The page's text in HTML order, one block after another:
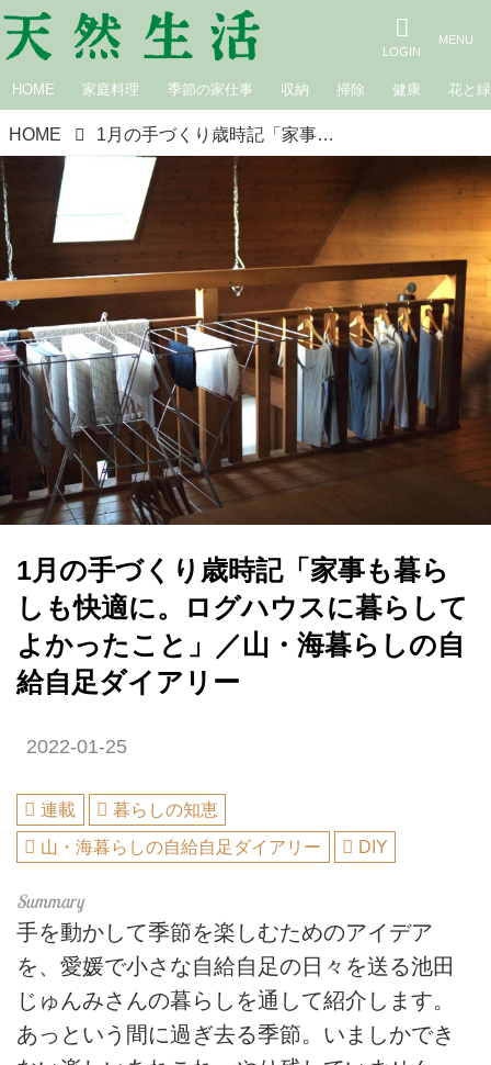
HOME 家庭料理 季節の家仕事 収納 掃除 健康 花と緑
HOME 1月の手づくり歳時記「家事も暮らしも快適に。ログハウスに暮らしてよかったこと」／山・海暮らしの自給自足ダイアリー
1月の手づくり歳時記「家事も暮ら
しも快適に。ログハウスに暮らして
よかったこと」／山・海暮らしの自
給自足ダイアリー
2022-01-25
連載
暮らしの知恵
山・海暮らしの自給自足ダイアリー
DIY
手を動かして季節を楽しむためのアイデア
を、愛媛で小さな自給自足の日々を送る池田
じゅんみさんの暮らしを通して紹介します。
あっという間に過ぎ去る季節。いましかでき